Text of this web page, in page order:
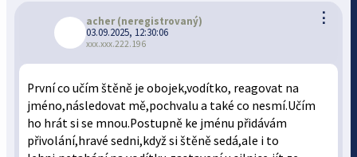
⋮
acher(neregistrovaný)
03.09.2025, 12:30:06
xxx.xxx.222.196
První co učím štěně je obojek,vodítko, reagovat na
jméno,následovat mě,pochvalu a také co nesmí.Učím
ho hrát si se mnou.Postupně ke jménu přidávám
přivolání,hravé sedni,když si štěně sedá,ale i to